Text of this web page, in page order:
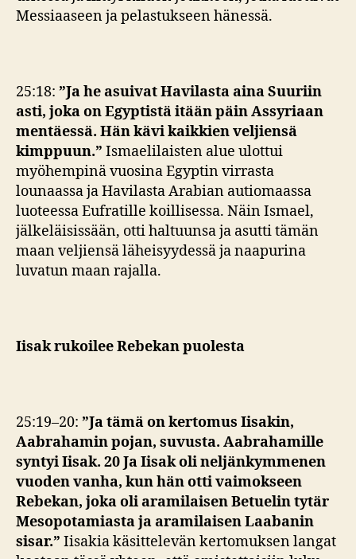
Messiaaseen ja pelastukseen hänessä.
25:18: ”Ja he asuivat Havilasta aina Suuriin
asti, joka on Egyptistä itään päin Assyriaan
mentäessä. Hän kävi kaikkien veljiensä
kimppuun.” Ismaelilaisten alue ulottui
myöhempinä vuosina Egyptin virrasta
lounaassa ja Havilasta Arabian autiomaassa
luoteessa Eufratille koillisessa. Näin Ismael,
jälkeläisissään, otti haltuunsa ja asutti tämän
maan veljiensä läheisyydessä ja naapurina
luvatun maan rajalla.
Iisak rukoilee Rebekan puolesta
25:19–20: ”Ja tämä on kertomus Iisakin,
Aabrahamin pojan, suvusta. Aabrahamille
syntyi Iisak. 20 Ja Iisak oli neljänkymmenen
vuoden vanha, kun hän otti vaimokseen
Rebekan, joka oli aramilaisen Betuelin tytär
Mesopotamiasta ja aramilaisen Laabanin
sisar.” Iisakia käsittelevän kertomuksen langat